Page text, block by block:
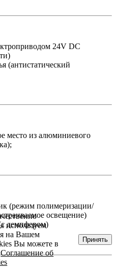
24V DC
(антистатический
место из алюминиевого
(режим полимеризации/
освещение)
демпфером)
используем
на Вашем
Вы можете в
Соглашение об
Принять